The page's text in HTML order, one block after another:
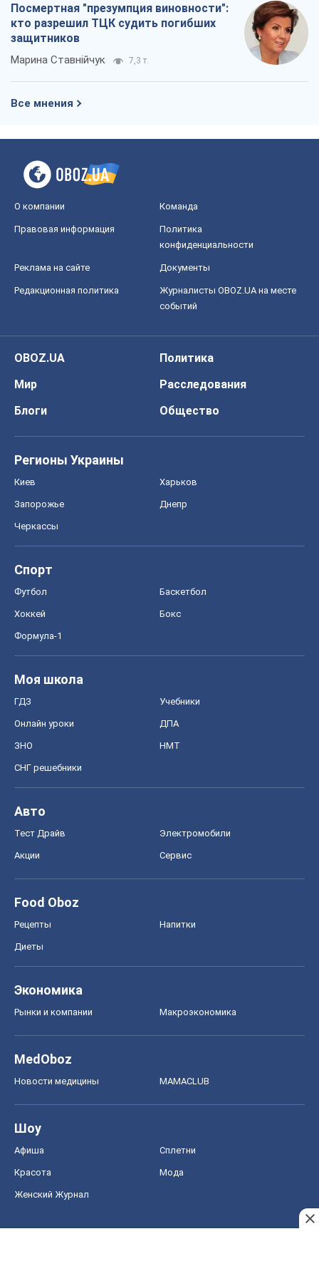
Посмертная "презумпция виновности":
кто разрешил ТЦК судить погибших
защитников
Марина Ставнійчук 7,3 т.
Все мнения
О компании Команда
Правовая информация
Политика
конфиденциальности
Реклама на сайте Документы
Редакционная политика
Журналисты OBOZ.UA на месте
событий
OBOZ.UA
Политика
Мир
Расследования
Блоги
Общество
Регионы Украины
Киев Харьков
Запорожье Днепр
Черкассы
Спорт
Футбол Баскетбол
Хоккей Бокс
Формула-1
Моя школа
ГДЗ Учебники
Онлайн уроки ДПА
ЗНО НМТ
СНГ решебники
Авто
Тест Драйв Электромобили
Акции Сервис
Food Oboz
Рецепты Напитки
Диеты
Экономика
Рынки и компании Mакроэкономика
MedOboz
Новости медицины MAMACLUB
Шоу
Афиша Сплетни
Красота Мода
Женский Журнал